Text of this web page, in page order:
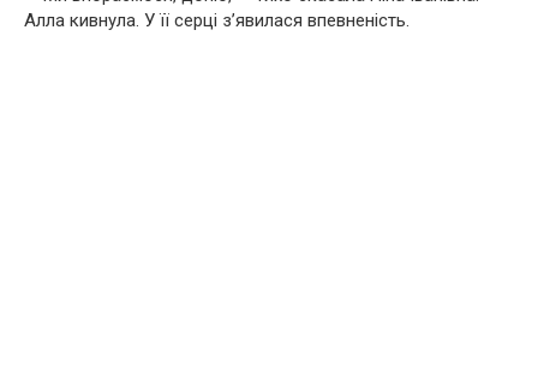
Алла кивнула. У її серці з’явилася впевненість.